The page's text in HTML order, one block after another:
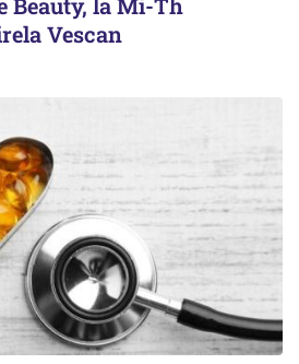
Beauty, la Mi-Th
Vescan